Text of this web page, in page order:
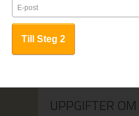
2. Faktura samt
angiven adress
UPPGIFTER